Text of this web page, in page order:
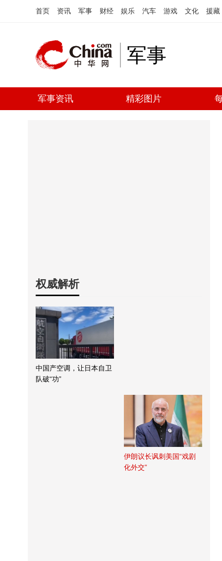
首页 资讯 军事 财经 娱乐 汽车 游戏 文化 援藏
军事
军事资讯 精彩图片
权威解析
中国产空调，让日本自卫
队破“功”
伊朗议长讽刺美国“戏剧
化外交”